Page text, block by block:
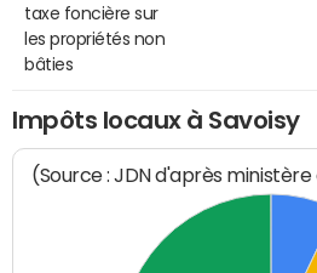
taxe foncière sur
les propriétés non
bâties
Impôts locaux à Savoisy
(Source : JDN d'après